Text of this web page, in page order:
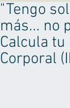
"Tengo
más... no
Calcula tu
Corporal